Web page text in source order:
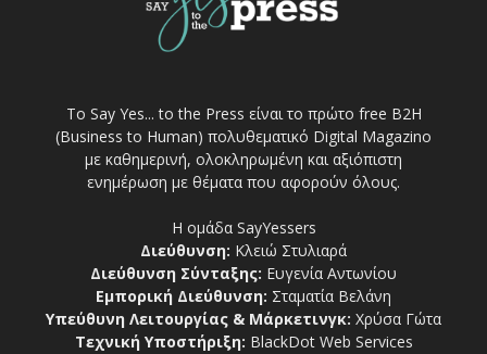
Το Say Yes... to the Press είναι το πρώτο free Β2Η
(Business to Human) πολυθεματικό Digital Magazino
με καθημερινή, ολοκληρωμένη και αξιόπιστη
ενημέρωση με θέματα που αφορούν όλους.
Η ομάδα SayYessers
Διεύθυνση: Κλειώ Στυλιαρά
Διεύθυνση Σύνταξης: Ευγενία Αντωνίου
Εμπορική Διεύθυνση: Σταματία Βελάνη
Υπεύθυνη Λειτουργίας & Μάρκετινγκ: Χρύσα Γώτα
Τεχνική Υποστήριξη: BlackDot Web Services